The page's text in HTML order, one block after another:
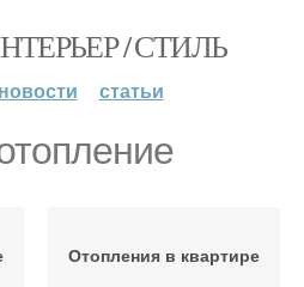
/ СТИЛЬ
новости статьи
Отопления в квартире